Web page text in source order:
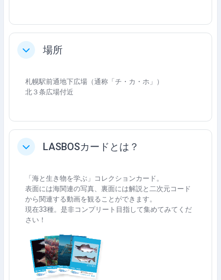
Collapse場所
札幌駅前通地下広場（通称「チ・カ・ホ」）
北３条広場付近
CollapseLASBOSカードとは？
「海と生き物を学ぶ」コレクションカード。
表面には海関連の写真、裏面には解説と二次元コード
から関連する動画を観ることができます。
現在33種。是非コンプリート目指して集めてみてくだ
さい！